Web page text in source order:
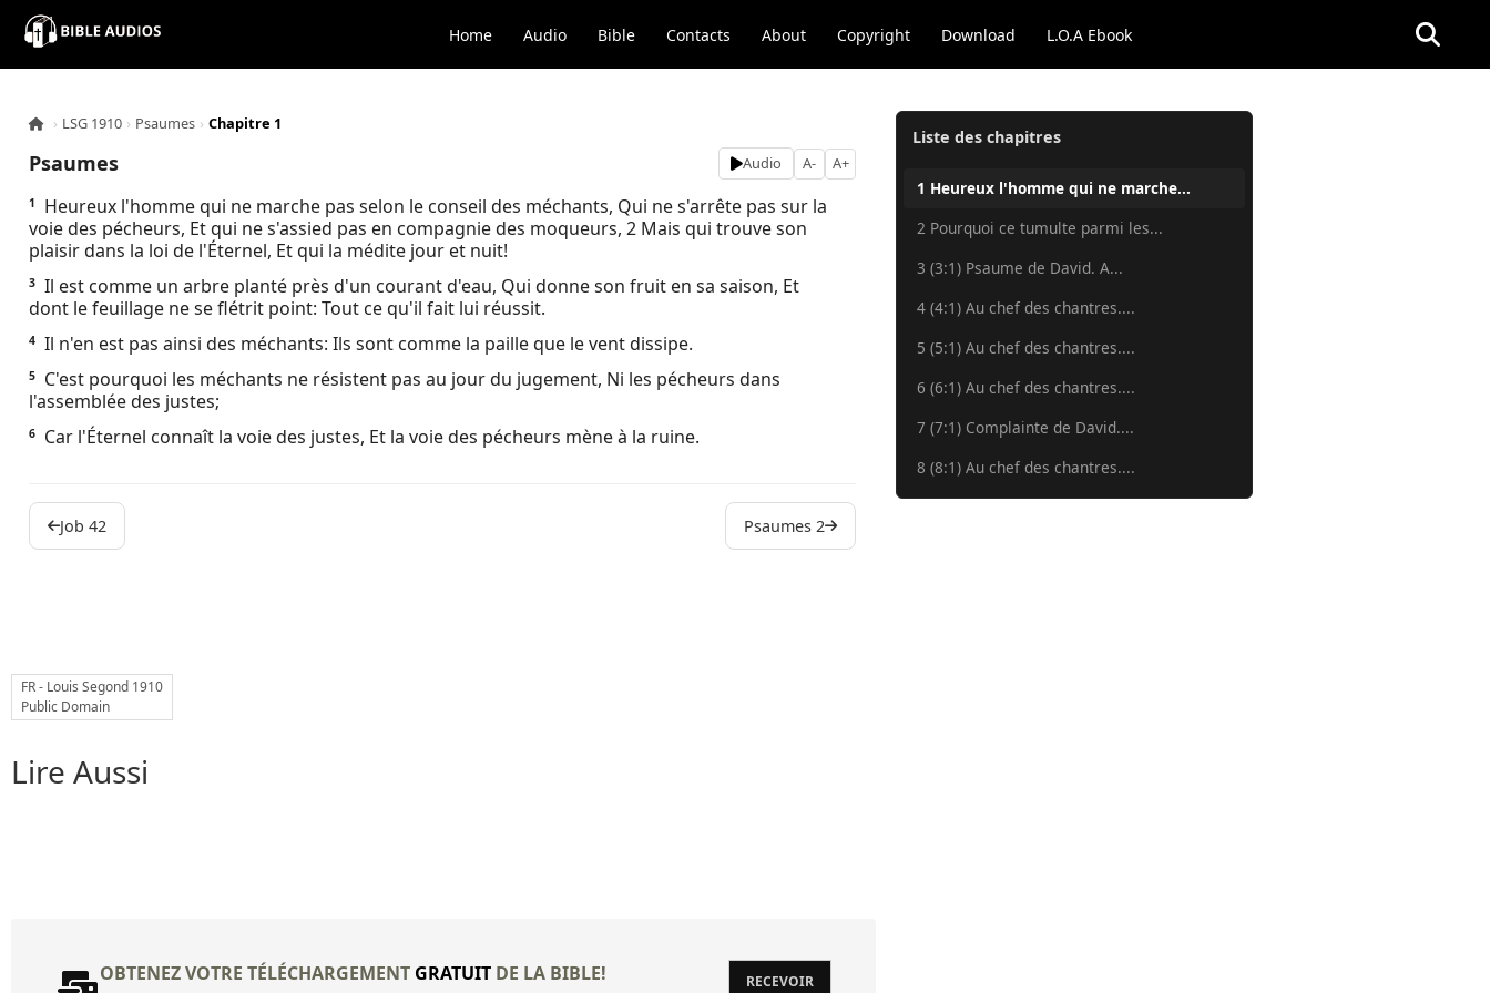
Home Audio Bible Contacts About Copyright Download L.O.A Ebook
×
Audio
Bible
Contacts
About
Copyright
Download
Ebook
› LSG 1910 › Psaumes › Chapitre 1
Psaumes Audio A- A+
1
Heureux l'homme qui ne marche pas selon le conseil des méchants, Qui ne s'arrête pas sur la
voie des pécheurs, Et qui ne s'assied pas en compagnie des moqueurs, 2 Mais qui trouve son
plaisir dans la loi de l'Éternel, Et qui la médite jour et nuit!
3 Il est comme un arbre planté près d'un courant d'eau, Qui donne son fruit en sa saison, Et
dont le feuillage ne se flétrit point: Tout ce qu'il fait lui réussit.
4 Il n'en est pas ainsi des méchants: Ils sont comme la paille que le vent dissipe.
5
C'est pourquoi les méchants ne résistent pas au jour du jugement, Ni les pécheurs dans
l'assemblée des justes;
6 Car l'Éternel connaît la voie des justes, Et la voie des pécheurs mène à la ruine.
Job 42 Psaumes 2
Liste des chapitres
1 Heureux l'homme qui ne marche...
2 Pourquoi ce tumulte parmi les...
3 (3:1) Psaume de David. A...
4 (4:1) Au chef des chantres....
5 (5:1) Au chef des chantres....
6 (6:1) Au chef des chantres....
7 (7:1) Complainte de David....
8 (8:1) Au chef des chantres....
FR - Louis Segond 1910
Public Domain
Lire Aussi
OBTENEZ VOTRE TÉLÉCHARGEMENT GRATUIT DE LA BIBLE! RECEVOIR